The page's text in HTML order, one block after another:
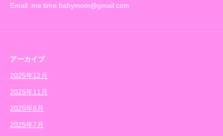
Email: me.time.babymom@gmail.com
アーカイブ
2025年12月
2025年11月
2025年8月
2025年7月